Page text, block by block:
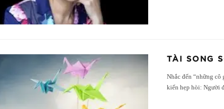
TÀI SONG
Nhắc đến “những cô
kiến hẹp hòi: Người